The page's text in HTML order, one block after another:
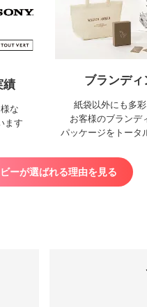
績
な
ます
ブランディ
紙袋以外にも多
お客様のブランデ
パッケージをトータ
ーが選ばれる理由を見る